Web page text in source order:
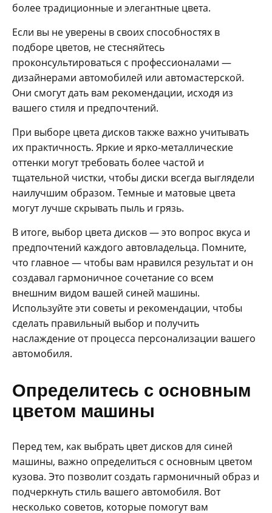
более традиционные и элегантные цвета.
Если вы не уверены в своих способностях в
подборе цветов, не стесняйтесь
проконсультироваться с профессионалами —
дизайнерами автомобилей или автомастерской.
Они смогут дать вам рекомендации, исходя из
вашего стиля и предпочтений.
При выборе цвета дисков также важно учитывать
их практичность. Яркие и ярко-металлические
оттенки могут требовать более частой и
тщательной чистки, чтобы диски всегда выглядели
наилучшим образом. Темные и матовые цвета
могут лучше скрывать пыль и грязь.
В итоге, выбор цвета дисков — это вопрос вкуса и
предпочтений каждого автовладельца. Помните,
что главное — чтобы вам нравился результат и он
создавал гармоничное сочетание со всем
внешним видом вашей синей машины.
Используйте эти советы и рекомендации, чтобы
сделать правильный выбор и получить
наслаждение от процесса персонализации вашего
автомобиля.
Определитесь с основным
цветом машины
Перед тем, как выбрать цвет дисков для синей
машины, важно определиться с основным цветом
кузова. Это позволит создать гармоничный образ и
подчеркнуть стиль вашего автомобиля. Вот
несколько советов, которые помогут вам